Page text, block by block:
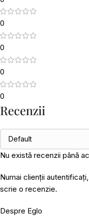
0
0
0
0
Recenzii
Nu există recenzii până
Numai clienții
scrie o recenzie.
Despre Eglo